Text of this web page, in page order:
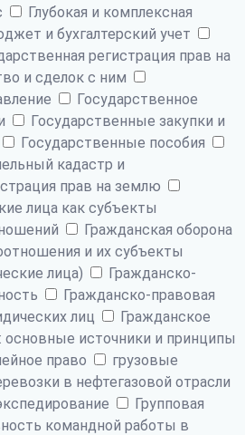
Глубокая и комплексная
и бухгалтерский учет
регистрация прав на
и сделок с ним
Государственное
Государственные закупки и
Государственные пособия
кадастр и
прав на землю
лица как субъекты
Гражданская оборона
и их субъекты
лица)
Гражданско-
Гражданско-правовая
лиц
Гражданское
основные источники и принципы
право
грузовые
в нефтегазовой отрасли
Групповая
командной работы в